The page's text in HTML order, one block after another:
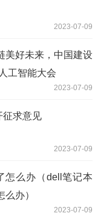
2023-07-09
美好未来，中国建设
工智能大会
2023-07-09
征求意见
2023-07-09
怎么办（dell笔记本
办）
2023-07-09